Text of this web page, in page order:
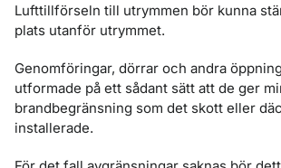
Lufttillförseln till utrymmen bör kunna
plats utanför utrymmet.
Genomföringar, dörrar och andra
utformade på ett sådant sätt att de ger
brandbegränsning som det skott eller
installerade.